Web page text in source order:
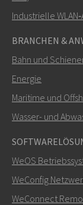
Industrielle
BRANCHEN &
Bahn und
Energie
Maritime und
Wasser- und
WeOS
WeConfig
WeConnect